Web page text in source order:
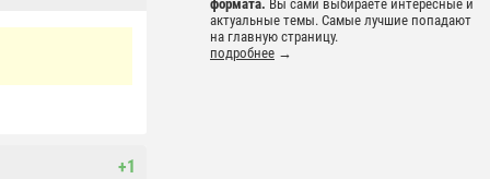
формата. Вы сами выбираете интересные и
актуальные темы. Самые лучшие попадают
на главную страницу.
подробнее →
+1